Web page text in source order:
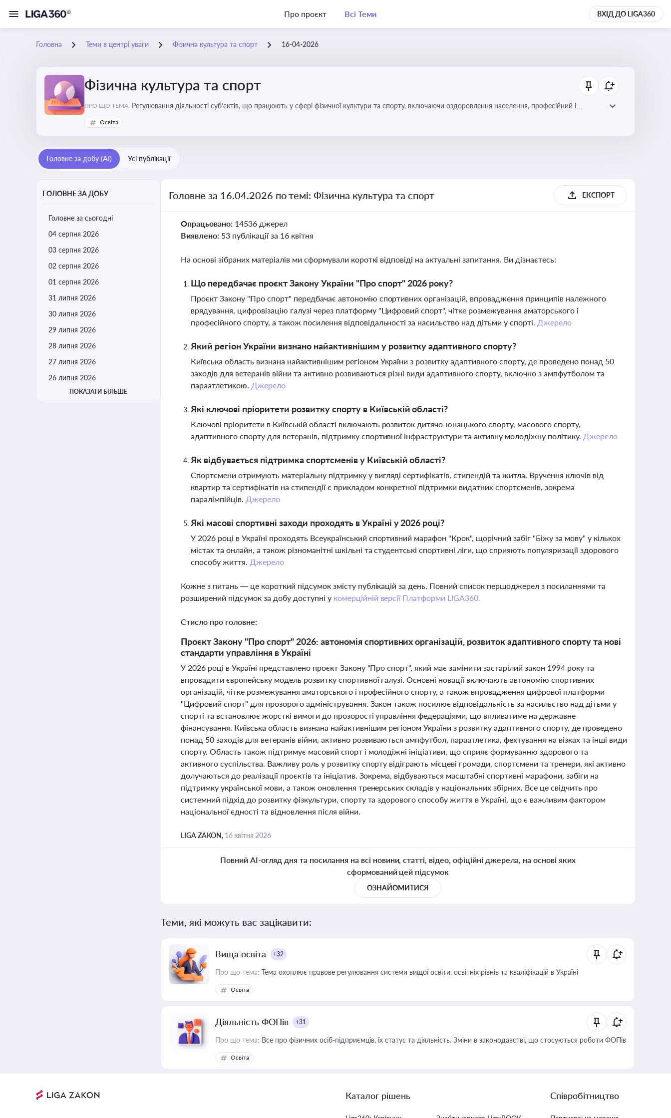
Про проєкт Всі Теми ВХІД ДО LIGA360
Головна Теми в центрі уваги Фізична культура та спорт 16-04-2026
Фізична культура та спорт
ПРО ЩО ТЕМА: Регулювання діяльності суб’єктів, що працюють у сфері фізичної культури та спорту, включаючи оздоровлення населення, професійний і
Освіта
Головне за добу (AI) Усі публікації
ГОЛОВНЕ ЗА ДОБУ
Головне за сьогодні
04 серпня 2026
03 серпня 2026
02 серпня 2026
01 серпня 2026
31 липня 2026
30 липня 2026
29 липня 2026
28 липня 2026
27 липня 2026
26 липня 2026
ПОКАЗАТИ БІЛЬШЕ
Головне за 16.04.2026 по темі: Фізична культура та спорт ЕКСПОРТ
Опрацьовано: 14536 джерел
Виявлено: 53 публікації за 16 квітня
На основі зібраних матеріалів ми сформували короткі відповіді на актуальні запитання. Ви дізнаєтесь:
Що передбачає проєкт Закону України "Про спорт" 2026 року?
Проєкт Закону "Про спорт" передбачає автономію спортивних організацій, впровадження принципів належного
врядування, цифровізацію галузі через платформу "Цифровий спорт", чітке розмежування аматорського і
професійного спорту, а також посилення відповідальності за насильство над дітьми у спорті. Джерело
Який регіон України визнано найактивнішим у розвитку адаптивного спорту?
Київська область визнана найактивнішим регіоном України з розвитку адаптивного спорту, де проведено понад 50
заходів для ветеранів війни та активно розвиваються різні види адаптивного спорту, включно з ампфутболом та
параатлетикою. Джерело
Які ключові пріоритети розвитку спорту в Київській області?
Ключові пріоритети в Київській області включають розвиток дитячо-юнацького спорту, масового спорту,
адаптивного спорту для ветеранів, підтримку спортивної інфраструктури та активну молодіжну політику. Джерело
Як відбувається підтримка спортсменів у Київській області?
Спортсмени отримують матеріальну підтримку у вигляді сертифікатів, стипендій та житла. Вручення ключів від
квартир та сертифікатів на стипендії є прикладом конкретної підтримки видатних спортсменів, зокрема
паралімпійців. Джерело
Які масові спортивні заходи проходять в Україні у 2026 році?
У 2026 році в Україні проходять Всеукраїнський спортивний марафон "Крок", щорічний забіг "Біжу за мову" у кількох
містах та онлайн, а також різноманітні шкільні та студентські спортивні ліги, що сприяють популяризації здорового
способу життя. Джерело
Кожне з питань — це короткий підсумок змісту публікацій за день. Повний список першоджерел з посиланнями та
розширений підсумок за добу доступні у комерційній версії Платформи LIGA360.
Стисло про головне:
Проєкт Закону "Про спорт" 2026: автономія спортивних організацій, розвиток адаптивного спорту та нові
стандарти управління в Україні
У 2026 році в Україні представлено проєкт Закону "Про спорт", який має замінити застарілий закон 1994 року та
впровадити європейську модель розвитку спортивної галузі. Основні новації включають автономію спортивних
організацій, чітке розмежування аматорського і професійного спорту, а також впровадження цифрової платформи
"Цифровий спорт" для прозорого адміністрування. Закон також посилює відповідальність за насильство над дітьми у
спорті та встановлює жорсткі вимоги до прозорості управління федераціями, що впливатиме на державне
фінансування. Київська область визнана найактивнішим регіоном України з розвитку адаптивного спорту, де проведено
понад 50 заходів для ветеранів війни, активно розвиваються ампфутбол, параатлетика, фехтування на візках та інші види
спорту. Область також підтримує масовий спорт і молодіжні ініціативи, що сприяє формуванню здорового та
активного суспільства. Важливу роль у розвитку спорту відіграють місцеві громади, спортсмени та тренери, які активно
долучаються до реалізації проєктів та ініціатив. Зокрема, відбуваються масштабні спортивні марафони, забіги на
підтримку української мови, а також оновлення тренерських складів у національних збірних. Все це свідчить про
системний підхід до розвитку фізкультури, спорту та здорового способу життя в Україні, що є важливим фактором
національної єдності та відновлення після війни.
LIGA ZAKON, 16 квітня 2026
Повний AI-огляд дня та посилання на всі новини, статті, відео, офіційні джерела, на основі яких
сформований цей підсумок
ОЗНАЙОМИТИСЯ
Теми, які можуть вас зацікавити:
Вища освіта +32
Про що тема: Тема охоплює правове регулювання системи вищої освіти, освітніх рівнів та кваліфікацій в Україні
Освіта
Діяльність ФОПів +31
Про що тема: Все про фізичних осіб-підприємців, їх статус та діяльність. Зміни в законодавстві, що стосуються роботи ФОПів
Освіта
Каталог рішень Співробітництво